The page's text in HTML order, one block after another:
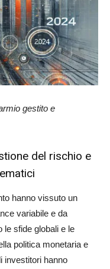
gestito e
del rischio e
hanno vissuto un
variabile e da
le sfide globali e le
politica monetaria e
investitori hanno